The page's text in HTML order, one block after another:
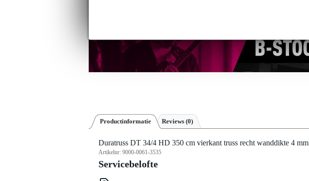
Productinformatie Reviews (0)
Duratruss DT 34/4 HD 350 cm vierkant truss recht wanddikte 4 mm
Artikelnr: 9000-0061-3535
Servicebelofte